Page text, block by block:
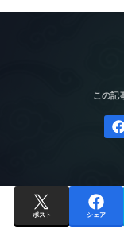
ポスト シェア